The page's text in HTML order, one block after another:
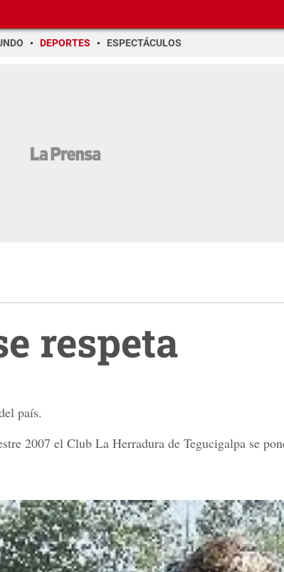
DEPORTES ESPECTÁCULOS
respeta
país.
2007 el Club La Herradura de Tegucigalpa se